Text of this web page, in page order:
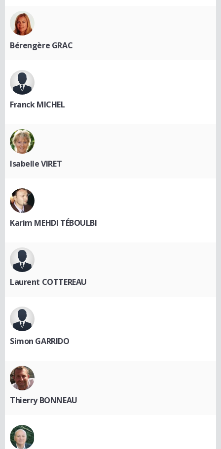
Bérengère GRAC
Franck MICHEL
Isabelle VIRET
Karim MEHDI TÉBOULBI
Laurent COTTEREAU
Simon GARRIDO
Thierry BONNEAU